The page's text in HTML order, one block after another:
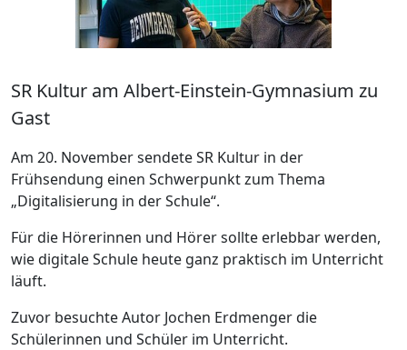
SR Kultur am Albert-Einstein-Gymnasium zu
Gast
Am 20. November sendete SR Kultur in der
Frühsendung einen Schwerpunkt zum Thema
„Digitalisierung in der Schule“.
Für die Hörerinnen und Hörer sollte erlebbar werden,
wie digitale Schule heute ganz praktisch im Unterricht
läuft.
Zuvor besuchte Autor Jochen Erdmenger die
Schülerinnen und Schüler im Unterricht.